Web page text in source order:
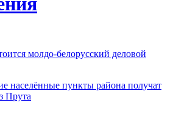
молдо-белорусский деловой
населённые пункты района получат
Прута